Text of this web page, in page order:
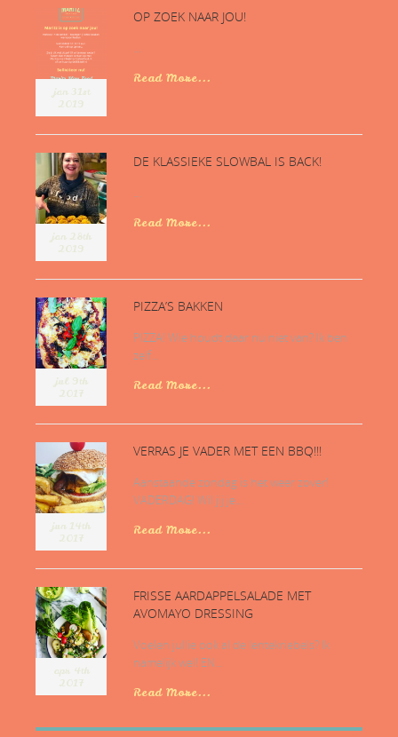
jan 31st
2019
OP ZOEK NAAR JOU!
...
Read More...
jan 28th
2019
DE KLASSIEKE SLOWBAL IS BACK!
...
Read More...
jul 9th
2017
PIZZA’S BAKKEN
PIZZA! Wie houdt daar nu niet van? Ik ben
zelf...
Read More...
jun 14th
2017
VERRAS JE VADER MET EEN BBQ!!!
Aanstaande zondag is het weer zover!
VADERDAG! Wil jij je...
Read More...
apr 4th
2017
FRISSE AARDAPPELSALADE MET
AVOMAYO DRESSING
Voelen jullie ook al de lentekriebels? Ik
namelijk wel! EN...
Read More...